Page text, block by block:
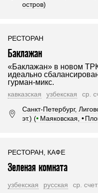
остров)
РЕСТОРАН
Баклажан
«Баклажан» в новом
идеально
гурман-микс.
кавказская узбекская
ср.
Санкт-Петербург,
эт.) (• Маяковская, •
РЕСТОРАН, КАФЕ
Зеленая комната
узбекская русская ср.